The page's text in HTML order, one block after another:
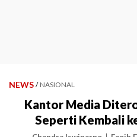
NEWS / NASIONAL
Kantor Media
Seperti Kembali